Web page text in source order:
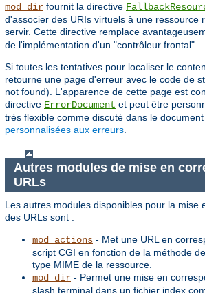
mod_dir fournit la directive
d'associer des URIs virtuels à une ressource
servir. Cette directive remplace
de l'implémentation d'un "contrôleur frontal".
Si toutes les tentatives pour localiser le
retourne une page d'erreur avec le code de
not found). L'apparence de cette page est
directive ErrorDocument et peut être
très flexible comme discuté dans le document
personnalisées aux erreurs.
Autres modules de mise en
URLs
Les autres modules disponibles pour la mise
des URLs sont :
mod_actions - Met une URL en
script CGI en fonction de la méthode
type MIME de la ressource.
mod_dir - Permet une mise en
slash terminal dans un fichier index